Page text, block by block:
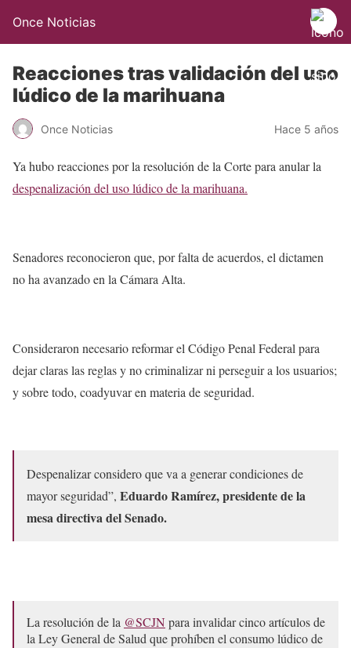
Once Noticias
Reacciones tras validación del uso
lúdico de la marihuana
Once Noticias Hace 5 años
Ya hubo reacciones por la resolución de la Corte para anular la
despenalización del uso lúdico de la marihuana.
Senadores reconocieron que, por falta de acuerdos, el dictamen
no ha avanzado en la Cámara Alta.
Consideraron necesario reformar el Código Penal Federal para
dejar claras las reglas y no criminalizar ni perseguir a los usuarios;
y sobre todo, coadyuvar en materia de seguridad.
Despenalizar considero que va a generar condiciones de
mayor seguridad”, Eduardo Ramírez, presidente de la
mesa directiva del Senado.
La resolución de la @SCJN para invalidar cinco artículos de
la Ley General de Salud que prohíben el consumo lúdico de